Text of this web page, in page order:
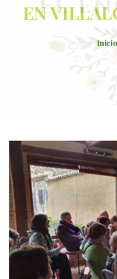
EN
Inicio